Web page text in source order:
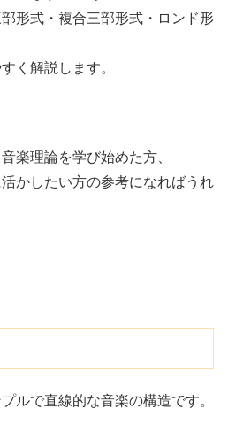
形式・複合三部形式・ロンド形
く解説します。
楽理論を学び始めた方、
かしたい方の参考になればうれ
ルで直線的な音楽の構造です。